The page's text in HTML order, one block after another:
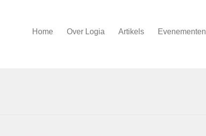
Home Over Logia Artikels Evenementen